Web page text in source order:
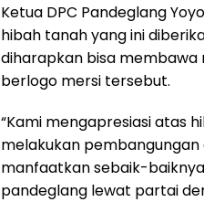
Ketua DPC Pandeglang
hibah tanah yang ini
diharapkan bisa
berlogo mersi tersebut.
“Kami mengapresiasi atas
melakukan pembangungan
manfaatkan sebaik-
pandeglang lewat partai